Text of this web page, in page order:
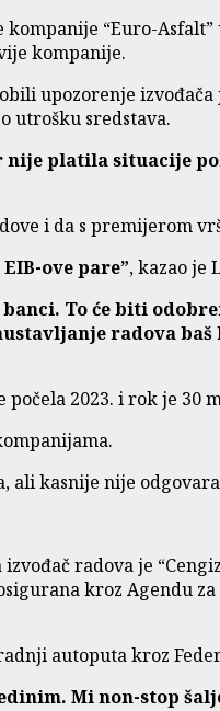
“Euro-
kompanije.
upozorenje
utrošku sredstava.
nije platila situacije
i da s premijerom
ove pare”, kazao je
To će biti
radova
2023. i rok je 30
kasnije nije
radova je
kroz Agendu
autoputa kroz
Mi non-stop